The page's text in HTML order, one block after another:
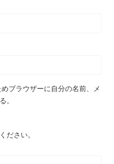
ブラウザーに自分の名前、メ
。
ださい。